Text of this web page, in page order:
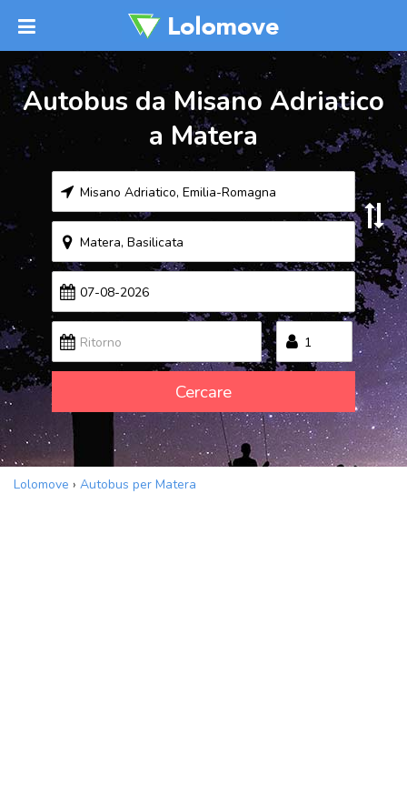
Autobus da Misano Adriatico
a Matera
Cercare
Lolomove › Autobus per Matera